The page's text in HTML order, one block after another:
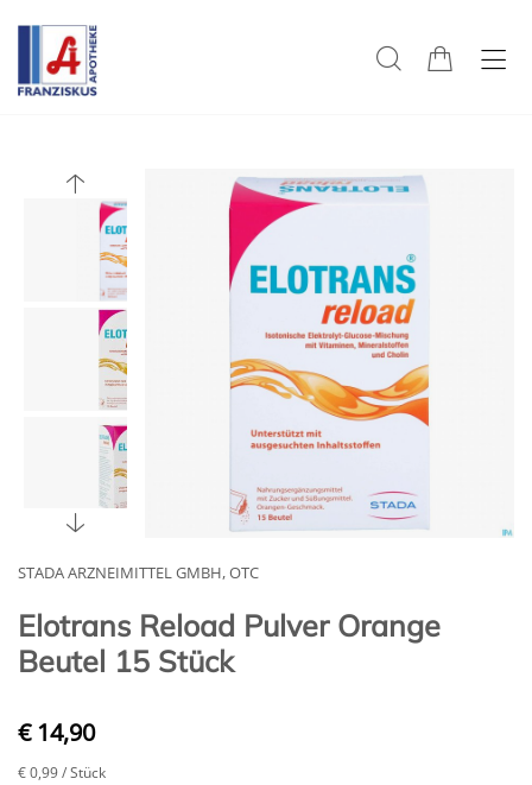
STADA ARZNEIMITTEL GMBH, OTC
Elotrans Reload Pulver Orange
Beutel 15 Stück
€ 14,90
€ 0,99/ Stück